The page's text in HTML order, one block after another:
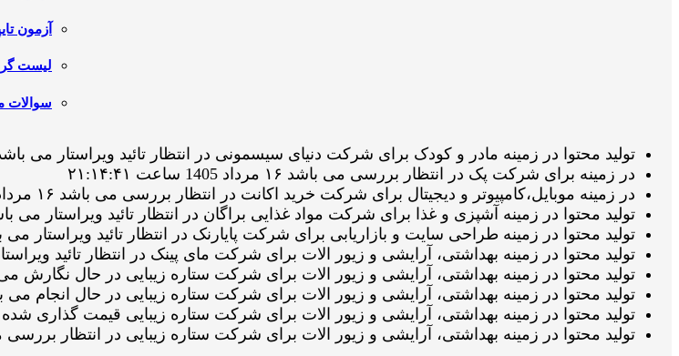
آزمون
لیست
سوالات
تولید محتوا در زمینه مادر و کودک برای شرکت دنیای سیسمونی در انتظار تائید ویراستار می باشد ۱۶ مرداد 1405 ساعت
در زمینه برای شرکت پک در انتظار بررسی می باشد ۱۶ مرداد 1405 ساعت ۲۱:۱۴:۴۱
در زمینه موبایل،کامپیوتر و دیجیتال برای شرکت خرید اکانت در انتظار بررسی می باشد ۱۶ مرداد 1405 ساعت ۲۰:۲۳:۱۵
تولید محتوا در زمینه آشپزی و غذا برای شرکت مواد غذایی براگان در انتظار تائید ویراستار می باشد ۱۶ مرداد 1405 ساعت
تولید محتوا در زمینه طراحی سایت و بازاریابی برای شرکت پایارنک در انتظار تائید ویراستار می باشد ۱۶ مرداد 1405 ساعت
تولید محتوا در زمینه بهداشتی، آرایشی و زیور الات برای شرکت مای پینک در انتظار تائید ویراستار می باشد ۱۶ مرداد
تولید محتوا در زمینه بهداشتی، آرایشی و زیور الات برای شرکت ستاره زیبایی در حال نگارش می باشد ۱۶ مرداد 1405 ساعت
تولید محتوا در زمینه بهداشتی، آرایشی و زیور الات برای شرکت ستاره زیبایی در حال انجام می باشد ۱۶ مرداد 1405 ساعت
تولید محتوا در زمینه بهداشتی، آرایشی و زیور الات برای شرکت ستاره زیبایی قیمت گذاری شده می باشد ۱۶ مرداد 1405
تولید محتوا در زمینه بهداشتی، آرایشی و زیور الات برای شرکت ستاره زیبایی در انتظار بررسی می باشد ۱۶ مرداد 1405